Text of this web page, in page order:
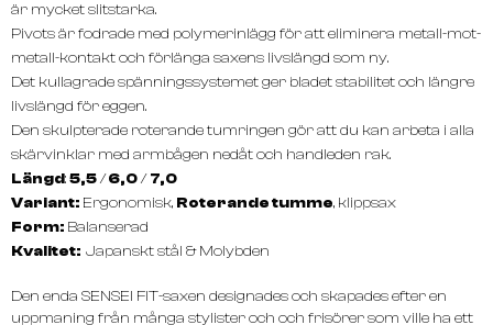
är mycket slitstarka.
Pivots är fodrade med polymerinlägg för att eliminera metall-mot-
metall-kontakt och förlänga saxens livslängd som ny.
Det kullagrade spänningssystemet ger bladet stabilitet och längre
livslängd för eggen.
Den skulpterade roterande tumringen gör att du kan arbeta i alla
skärvinklar med armbågen nedåt och handleden rak.
Längd:5,5/6,0/7,0
Variant: Ergonomisk, Roterande tumme, klippsax
Form: Balanserad
Kvalitet: Japanskt stål & Molybden
Den enda SENSEI FIT-saxen designades och skapades efter en
uppmaning från många stylister och och frisörer som ville ha ett